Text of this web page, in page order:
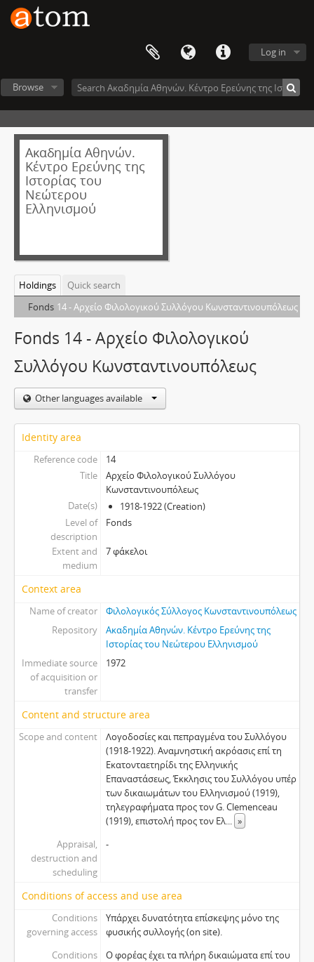
Log in
Browse
Ακαδημία Αθηνών.
Κέντρο Ερεύνης της
Ιστορίας του
Νεώτερου
Ελληνισμού
Holdings
Quick search
Fonds 14 - Αρχείο Φιλολογικού Συλλόγου Κωνσταντινουπόλεως
Fonds 14 - Αρχείο Φιλολογικού
Συλλόγου Κωνσταντινουπόλεως
Other languages available
Identity area
Reference code
14
Title
Αρχείο Φιλολογικού Συλλόγου
Κωνσταντινουπόλεως
Date(s)
1918-1922 (Creation)
Level of
description
Fonds
Extent and
medium
7 φάκελοι
Context area
Name of creator
Φιλολογικός Σύλλογος Κωνσταντινουπόλεως
Repository
Ακαδημία Αθηνών. Κέντρο Ερεύνης της
Ιστορίας του Νεώτερου Ελληνισμού
Immediate source
of acquisition or
transfer
1972
Content and structure area
Scope and content
Λογοδοσίες και πεπραγμένα του Συλλόγου
(1918-1922). Αναμνηστική ακρόασις επί τη
Εκατονταετηρίδι της Ελληνικής
Επαναστάσεως, Έκκλησις του Συλλόγου υπέρ
των δικαιωμάτων του Ελληνισμού (1919),
τηλεγραφήματα προς τον G. Clemenceau
(1919), επιστολή προς τον Ελ... »
Appraisal,
destruction and
scheduling
-
Conditions of access and use area
Conditions
governing access
Υπάρχει δυνατότητα επίσκεψης μόνο της
φυσικής συλλογής (on site).
Conditions
Ο φορέας έχει τα πλήρη δικαιώματα επί του